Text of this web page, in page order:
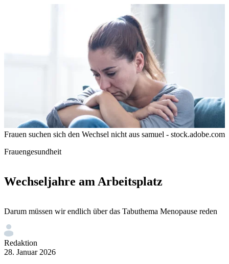
Frauen suchen sich den Wechsel nicht aus samuel - stock.adobe.com
Frauengesundheit
Wechseljahre am Arbeitsplatz
Darum müssen wir endlich über das Tabuthema Menopause reden
Redaktion
28. Januar 2026